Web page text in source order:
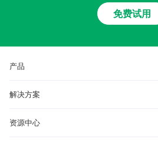
免费试用
产品
解决方案
资源中心